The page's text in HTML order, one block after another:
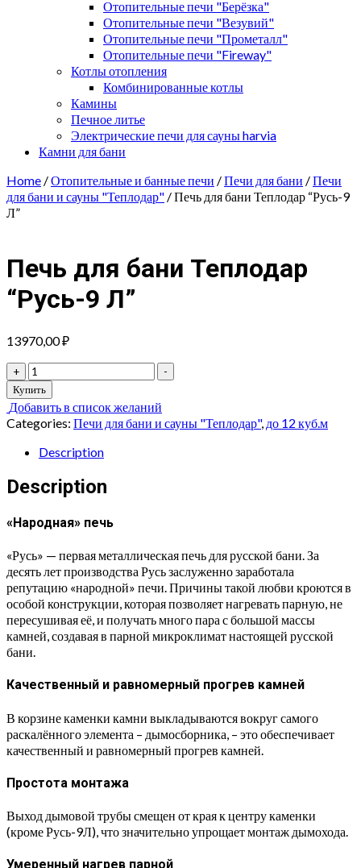
Отопительные печи "Берёзка"
Отопительные печи "Везувий"
Отопительные печи "Прометалл"
Отопительные печи "Fireway"
Котлы отопления
Комбинированные котлы
Камины
Печное литье
Электрические печи для сауны harvia
Камни для бани
Home /Отопительные и банные печи /Печи для бани /Печи
для бани и сауны "Теплодар" / Печь для бани Теплодар “Русь-9
Л”
Печь для бани Теплодар
“Русь-9 Л”
13970,00₽
+
Печь
для
бани
Теплодар
"Русь-9
Л"
-
Купить
Добавить в список желаний
Categories: Печи для бани и сауны "Теплодар", до 12 куб.м
Description
Description
«Народная» печь
«Русь» — первая металлическая печь для русской бани. За
десять лет производства Русь заслуженно заработала
репутацию «народной» печи. Причины такой любви кроются в
особой конструкции, которая позволяет нагревать парную, не
пересушивая её, и получать много пара с большой массы
камней, создавая в парной микроклимат настоящей русской
бани.
Качественный и равномерный прогрев камней
В корзине каменки камни выкладываются вокруг самого
раскалённого элемента – дымосборника, – это обеспечивает
качественный и равномерный прогрев камней.
Простота монтажа
Выход дымовой трубы смещен от края к центру каменки
(кроме Русь-9Л), что значительно упрощает монтаж дымохода.
Умеренный нагрев парной